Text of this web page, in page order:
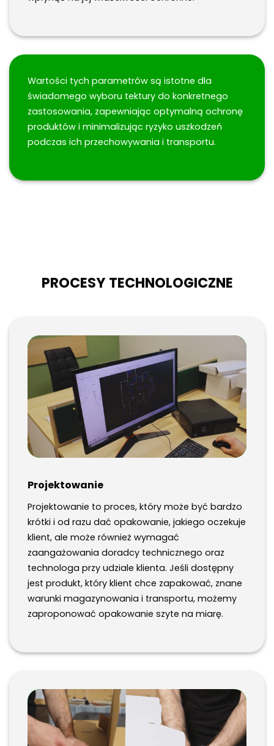
Wartości tych parametrów są istotne dla
świadomego wyboru tektury do konkretnego
zastosowania, zapewniając optymalną ochronę
produktów i minimalizując ryzyko uszkodzeń
podczas ich przechowywania i transportu.
PROCESY TECHNOLOGICZNE
Projektowanie
Projektowanie to proces, który może być bardzo
krótki i od razu dać opakowanie, jakiego oczekuje
klient, ale może również wymagać
zaangażowania doradcy technicznego oraz
technologa przy udziale klienta. Jeśli dostępny
jest produkt, który klient chce zapakować, znane
warunki magazynowania i transportu, możemy
zaproponować opakowanie szyte na miarę.